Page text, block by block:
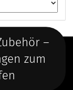
–
zum